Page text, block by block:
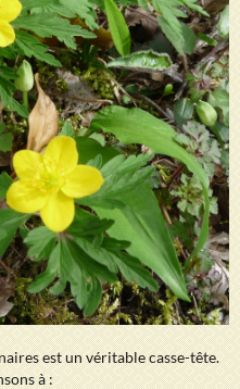
est un véritable casse-tête.
à :